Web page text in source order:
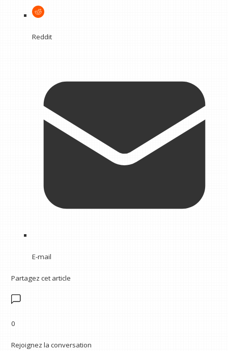
Reddit
E-mail
Partagez cet article
0
Rejoignez la conversation